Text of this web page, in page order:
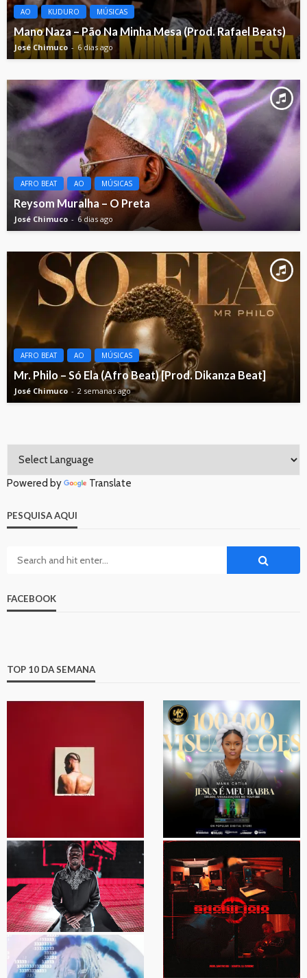
AO KUDURO MÚSICAS
Mano Naza – Pão Na Minha Mesa (Prod. Rafael Beats)
José Chimuco 6 dias ago
AFRO BEAT AO MÚSICAS
Reysom Muralha – O Preta
José Chimuco 6 dias ago
AFRO BEAT AO MÚSICAS
Mr. Philo – Só Ela (Afro Beat) [Prod. Dikanza Beat]
José Chimuco 2 semanas ago
Powered by Translate
PESQUISA AQUI
FACEBOOK
TOP 10 DA SEMANA